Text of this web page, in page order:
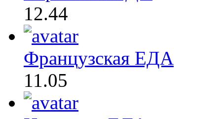
12.44
Французская ЕДА
11.05